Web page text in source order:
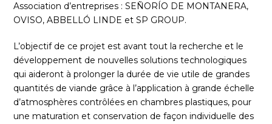
Association d’entreprises : SEÑORÍO DE MONTANERA,
OVISO, ABBELLÓ LINDE et SP GROUP.
L’objectif de ce projet est avant tout la recherche et le
développement de nouvelles solutions technologiques
qui aideront à prolonger la durée de vie utile de grandes
quantités de viande grâce à l’application à grande échelle
d’atmosphères contrôlées en chambres plastiques, pour
une maturation et conservation de façon individuelle des